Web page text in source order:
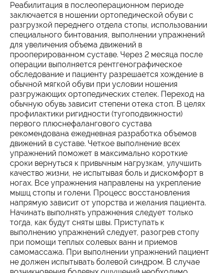
Реабилитация в послеоперационном периоде
заключается в ношении ортопедической обуви с
разгрузкой переднего отдела стопы, использовании
специального бинтования, выполнении упражнений
для увеличения объема движений в
прооперированном суставе. Через 2 месяца после
операции выполняется рентгенографическое
обследование и пациенту разрешается хождение в
обычной мягкой обуви при условии ношения
разгружающих ортопедических стелек. Переход на
обычную обувь зависит степени отека стоп. В целях
профилактики ригидности (тугоподвижности)
первого плюснефалангового сустава
рекомендована ежедневная разработка объемов
движений в суставе. Четкое выполнение всех
упражнений поможет в максимально короткие
сроки вернуться к привычным нагрузкам, улучшить
качество жизни, не испытывая боль и дискомфорт в
ногах. Все упражнения направлены на укрепление
мышц стопы и голени. Процесс восстановления
напрямую зависит от упорства и желания пациента.
Начинать выполнять упражнения следует только
тогда, как будут сняты швы. Приступать к
выполнению упражнений следует, разогрев стопу
при помощи теплых солевых ванн и приемов
самомассажа. При выполнении упражнений пациент
не должен испытывать болевой синдром. В случае